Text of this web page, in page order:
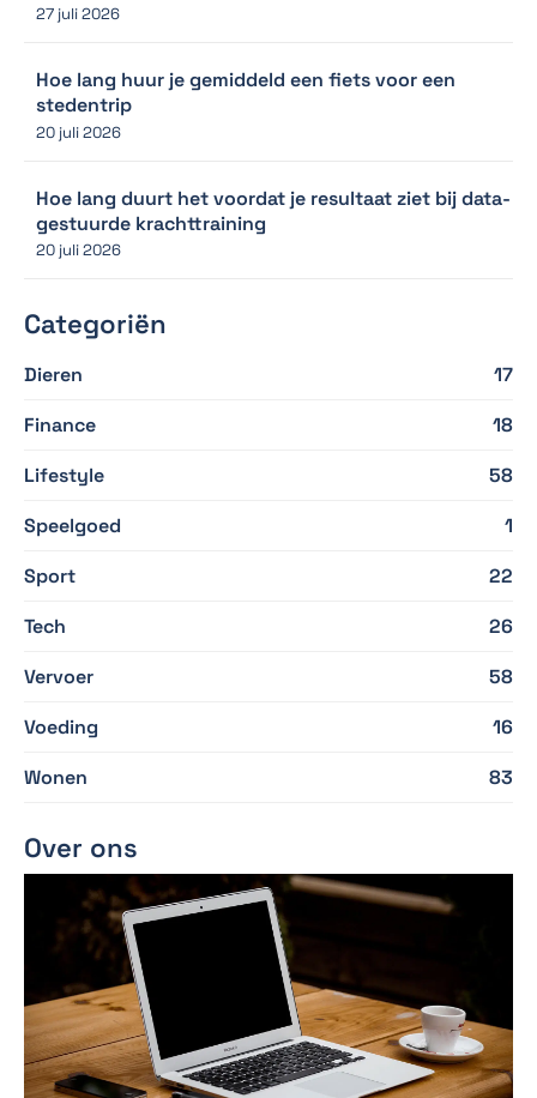
27 juli 2026
Hoe lang huur je gemiddeld een fiets voor een
stedentrip
20 juli 2026
Hoe lang duurt het voordat je resultaat ziet bij data-
gestuurde krachttraining
20 juli 2026
Categoriën
Dieren
17
Finance
18
Lifestyle
58
Speelgoed
1
Sport
22
Tech
26
Vervoer
58
Voeding
16
Wonen
83
Over ons